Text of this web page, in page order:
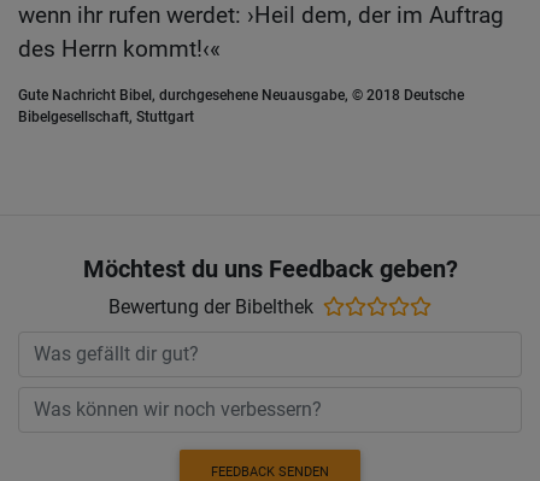
wenn ihr rufen werdet: ›Heil dem, der im Auftrag
des Herrn kommt!‹«
Gute Nachricht Bibel, durchgesehene Neuausgabe, © 2018 Deutsche
Bibelgesellschaft, Stuttgart
Möchtest du uns Feedback geben?
Bewertung der Bibelthek
FEEDBACK SENDEN